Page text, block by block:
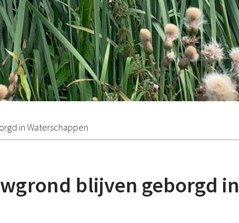
in Waterschappen
blijven geborgd in